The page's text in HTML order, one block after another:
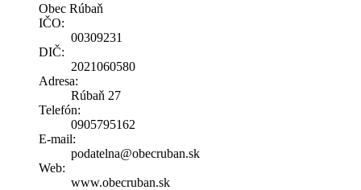
Obec Rúbaň
IČO:
00309231
DIČ:
2021060580
Adresa:
Rúbaň 27
Telefón:
0905795162
E-mail:
podatelna@obecruban.sk
Web:
www.obecruban.sk